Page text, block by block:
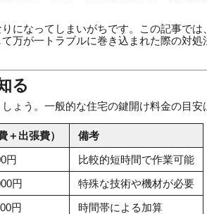
になってしまいがちです。この記事では
万が一トラブルに巻き込まれた際の対処
る
ょう。一般的な住宅の鍵開け料金の目安
＋出張費）
備考
円
比較的短時間で作業可能
円
特殊な技術や機材が必要
円 時間帯による加算